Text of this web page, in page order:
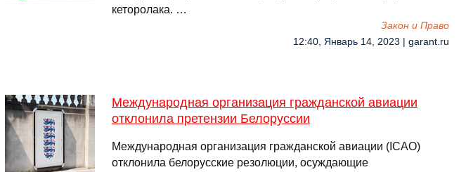
кеторолака. …
Закон и Право
12:40, Январь 14, 2023 | garant.ru
Международная организация гражданской авиации
отклонила претензии Белоруссии
Международная организация гражданской авиации (ICAO)
отклонила белорусские резолюции, осуждающие